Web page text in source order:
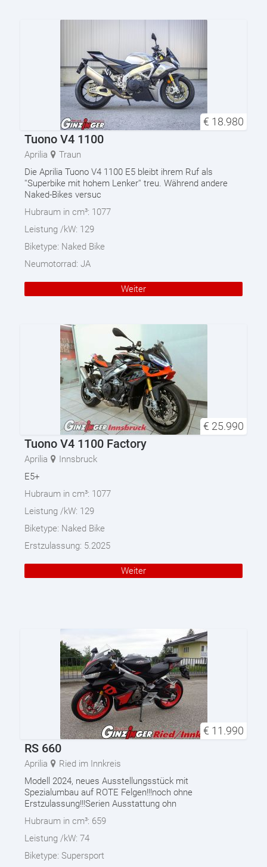
€ 18.980
Tuono V4 1100
Aprilia
Traun
Die Aprilia Tuono V4 1100 E5 bleibt ihrem Ruf als
''Superbike mit hohem Lenker'' treu. Während andere
Naked-Bikes versuc
Hubraum in cm³: 1077
Leistung /kW: 129
Biketype: Naked Bike
Neumotorrad: JA
Weiter
€ 25.990
Tuono V4 1100 Factory
Aprilia
Innsbruck
E5+
Hubraum in cm³: 1077
Leistung /kW: 129
Biketype: Naked Bike
Erstzulassung: 5.2025
Weiter
€ 11.990
RS 660
Aprilia
Ried im Innkreis
Modell 2024, neues Ausstellungsstück mit
Spezialumbau auf ROTE Felgen!!!noch ohne
Erstzulassung!!!Serien Ausstattung ohn
Hubraum in cm³: 659
Leistung /kW: 74
Biketype: Supersport